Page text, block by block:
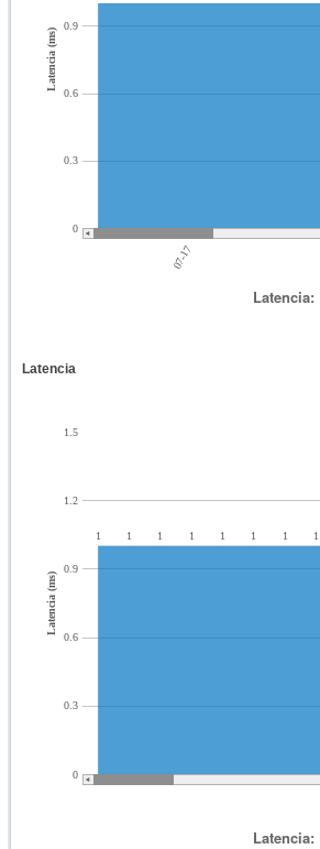
07-17
0
0.3
0.6
0.9
Latencia (ms)
Latencia:
Latencia
0
0.3
0.6
0.9
1.2
1.5
Latencia (ms)
1 1 1 1 1 1 1 1
Latencia: